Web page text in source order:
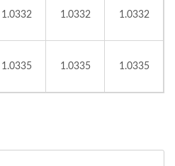
1.0332 1.0332 1.0332
1.0335 1.0335 1.0335